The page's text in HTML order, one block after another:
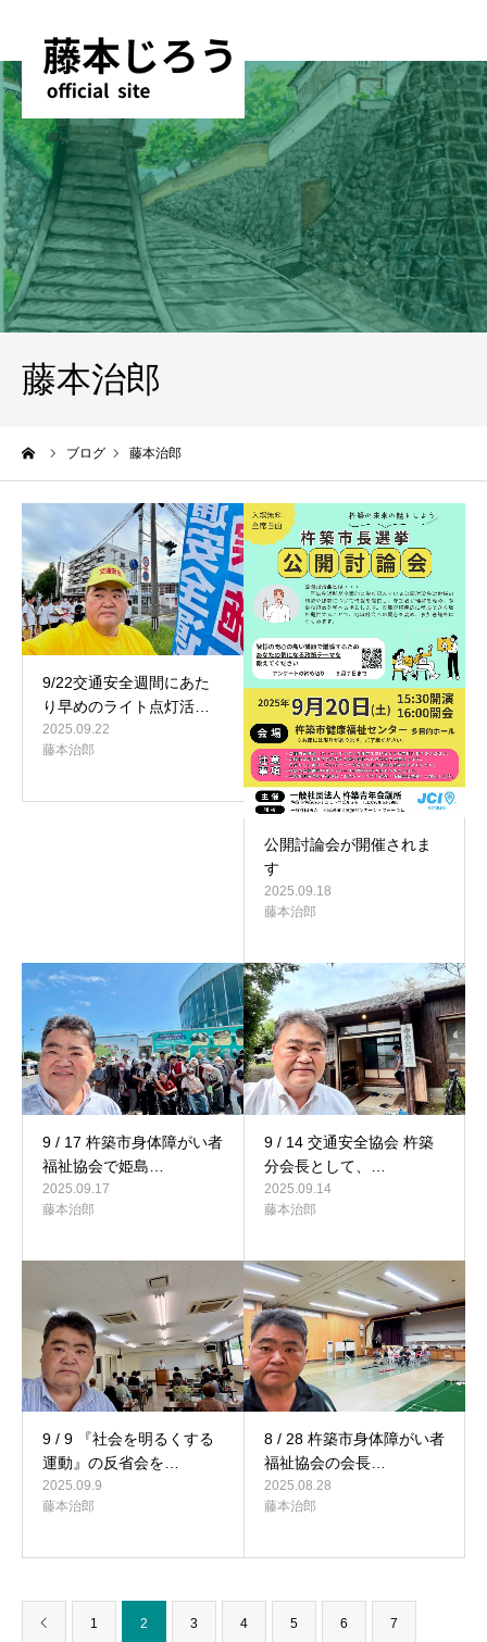
藤本治郎
ブログ 藤本治郎
9/22交通安全週間にあた
り早めのライト点灯活…
2025.09.22
藤本治郎
公開討論会が開催されま
す
2025.09.18
藤本治郎
9 / 17 杵築市身体障がい者
福祉協会で姫島…
2025.09.17
藤本治郎
9 / 14 交通安全協会 杵築
分会長として、…
2025.09.14
藤本治郎
9 / 9 『社会を明るくする
運動』の反省会を…
2025.09.9
藤本治郎
8 / 28 杵築市身体障がい者
福祉協会の会長…
2025.08.28
藤本治郎
1 2 3 4 5 6 7